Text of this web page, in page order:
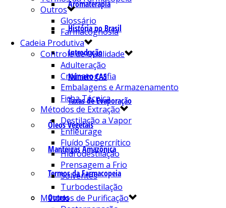
Aromaterapia
História no Brasil
Introdução
Número CAS
Taxas de Evaporação
Óleos Vegetais
Manteigas Amazônica
Termos da Farmacopeia
Outros
Outros
Glossário
Farmacognosia
Cadeia Produtiva
Controle de Qualidade
Adulteração
Cromatografia
Embalagens e Armazenamento
Ficha Técnica
Métodos de Extração
Destilação a Vapor
Enfleurage
Fluído Supercrítico
Hidrodestilação
Prensagem a Frio
Solventes
Turbodestilação
Métodos de Purificação